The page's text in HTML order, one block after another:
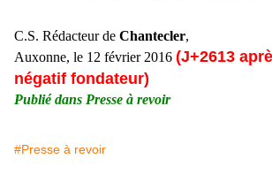
C.S. Rédacteur de Chantecler,
Auxonne, le 12 février 2016 (J+2613
négatif fondateur)
Publié dans Presse à revoir
#Presse à revoir